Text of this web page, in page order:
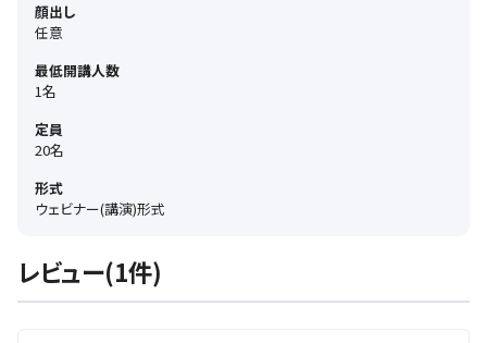
顔出し
任意
最低開講人数
1名
定員
20名
形式
ウェビナー(講演)形式
レビュー(1件)